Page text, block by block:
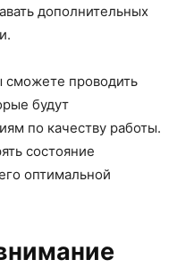
дополнительных
сможете проводить
будут
по качеству работы.
состояние
оптимальной